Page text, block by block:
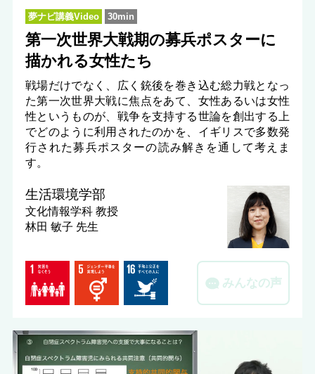
夢ナビ講義Video 30min
第一次世界大戦期の募兵ポスターに
描かれる女性たち
戦場だけでなく、広く銃後を巻き込む総力戦となっ
た第一次世界大戦に焦点をあて、女性あるいは女性
性というものが、戦争を支持する世論を創出する上
でどのように利用されたのかを、イギリスで多数発
行された募兵ポスターの読み解きを通して考えま
す。
生活環境学部
文化情報学科 教授
林田 敏子 先生
みんなの声